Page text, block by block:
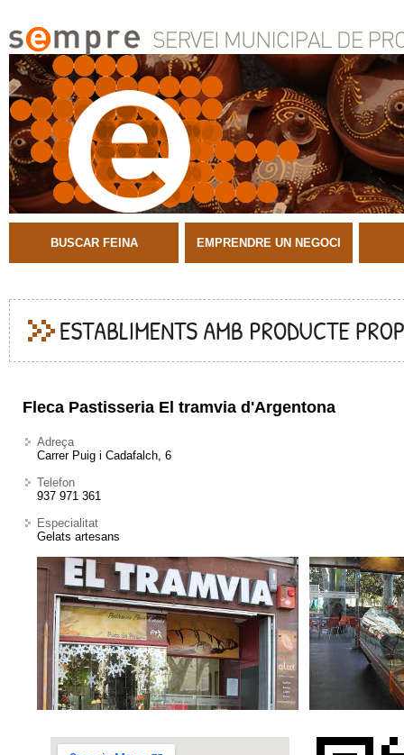
BUSCAR FEINA EMPRENDRE UN NEGOCI
Fleca Pastisseria El tramvia d'Argentona
Adreça
Carrer Puig i Cadafalch, 6
Telefon
937 971 361
Especialitat
Gelats artesans